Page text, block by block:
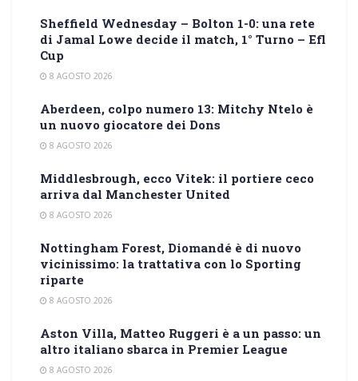
Sheffield Wednesday – Bolton 1-0: una rete
di Jamal Lowe decide il match, 1° Turno – Efl
Cup
8 AGOSTO 2026
Aberdeen, colpo numero 13: Mitchy Ntelo è
un nuovo giocatore dei Dons
8 AGOSTO 2026
Middlesbrough, ecco Vitek: il portiere ceco
arriva dal Manchester United
8 AGOSTO 2026
Nottingham Forest, Diomandé è di nuovo
vicinissimo: la trattativa con lo Sporting
riparte
8 AGOSTO 2026
Aston Villa, Matteo Ruggeri è a un passo: un
altro italiano sbarca in Premier League
8 AGOSTO 2026